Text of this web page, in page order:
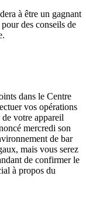
à être un gagnant
des conseils de
dans le Centre
vos opérations
votre appareil
mercredi son
de bar
mais vous serez
de confirmer le
à propos du